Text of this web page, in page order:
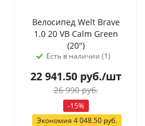
Велосипед Welt Brave
1.0 20 VB Calm Green
(20")
Есть в наличии (1)
22 941.50руб./шт
26 990руб.
-15%
Экономия 4 048.50руб.